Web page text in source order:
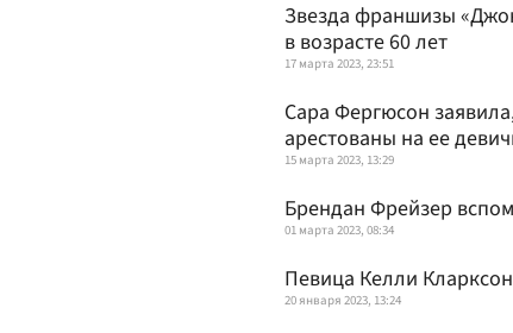
Звезда франшизы
в возрасте 60 лет
17 марта 2023, 23:51
Сара Фергюсон
арестованы на ее
15 марта 2023, 13:29
Брендан Фрейзер
01 марта 2023, 08:34
Певица Келли
20 января 2023, 13:24